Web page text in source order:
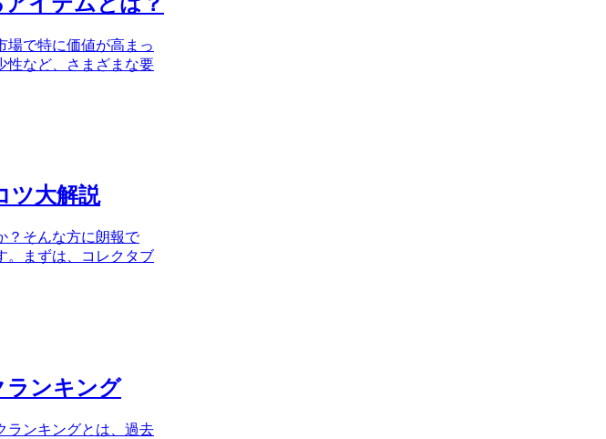
場で特に価値が高まっ
性など、さまざまな要
ツ大解説
？そんな方に朗報で
。まずは、コレクタブ
ランキング
ランキングとは、過去